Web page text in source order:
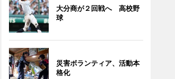
大分商が２回戦へ 高校野
球
災害ボランティア、活動本
格化